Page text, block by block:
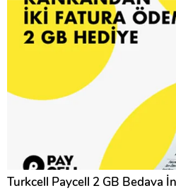
Turkcell Paycell 2 GB Bedava